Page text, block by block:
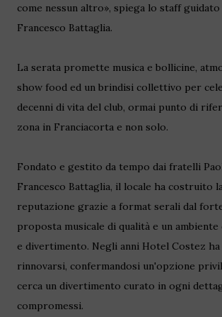
come nessun altro», spiega lo staff guidato
Francesco Battaglia.
La serata promette musica e bollicine,
show food ed un brindisi collettivo per
decenni di vita del club, ormai punto di
zona in Franciacorta e non solo.
Fondato e gestito da tempo dai fratelli
Francesco Battaglia, il locale ha costruito
reputazione grazie a format serali dal
proposta musicale di qualità e un
e divertimento. Negli anni Hotel Costez ha
rinnovarsi, confermandosi un'opzione
cerca un divertimento curato in ogni
compromessi.